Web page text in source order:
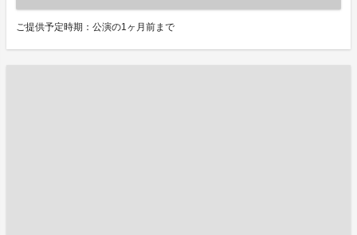
ご提供予定時期：公演の1ヶ月前まで